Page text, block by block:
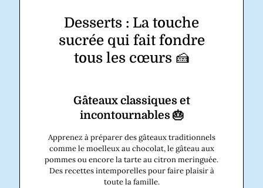
Desserts : La touche
sucrée qui fait fondre
tous les cœurs 🍰
Gâteaux classiques et
incontournables 🎂
Apprenez à préparer des gâteaux traditionnels
comme le moelleux au chocolat, le gâteau aux
pommes ou encore la tarte au citron meringuée.
Des recettes intemporelles pour faire plaisir à
toute la famille.